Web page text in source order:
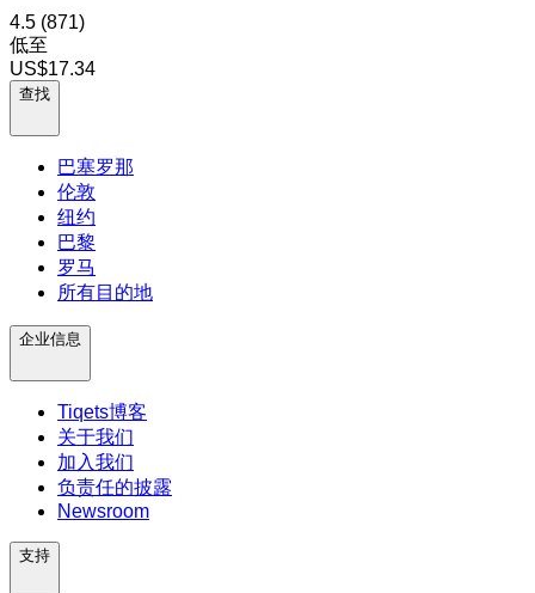
4.5 (871)
低至
US$17.34
查找
巴塞罗那
伦敦
纽约
巴黎
罗马
所有目的地
企业信息
Tiqets博客
关于我们
加入我们
负责任的披露
Newsroom
支持